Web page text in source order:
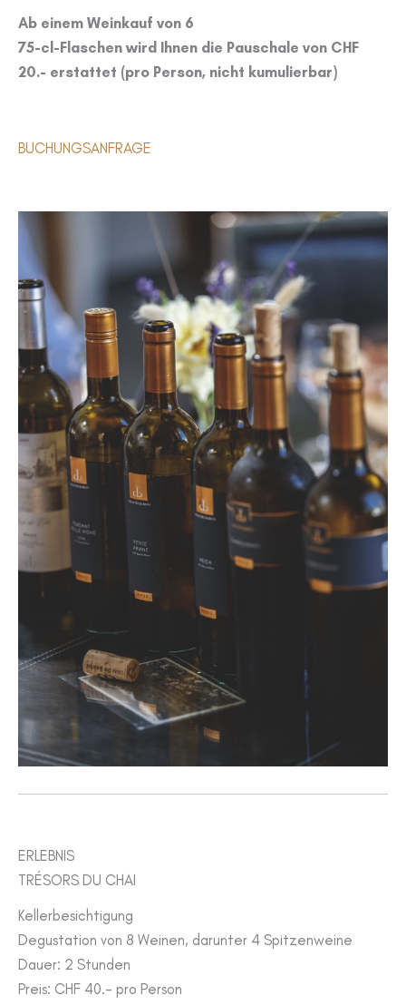
Ab einem Weinkauf von 6
75-cl-Flaschen wird Ihnen die Pauschale von CHF
20.- erstattet (pro Person, nicht kumulierbar)
BUCHUNGSANFRAGE
ERLEBNIS
TRÉSORS DU CHAI
Kellerbesichtigung
Degustation von 8 Weinen, darunter 4 Spitzenweine
Dauer: 2 Stunden
Preis: CHF 40.- pro Person